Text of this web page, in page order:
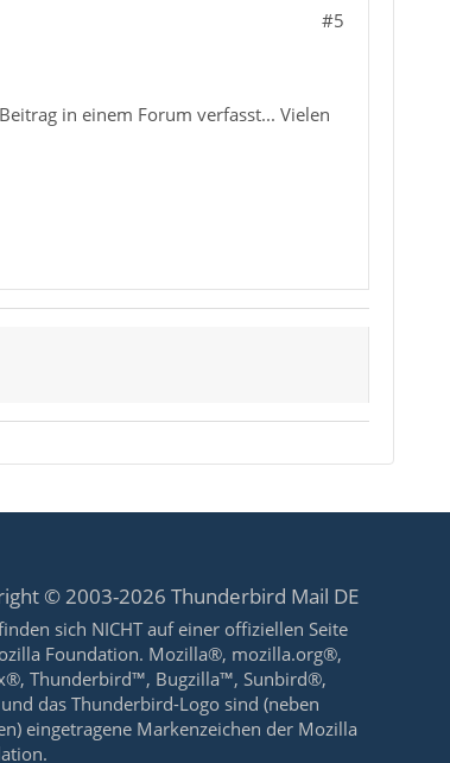
#5
in einem Forum verfasst... Vielen
© 2003-2026 Thunderbird Mail DE
sich NICHT auf einer offiziellen Seite
Foundation. Mozilla®, mozilla.org®,
Thunderbird™, Bugzilla™, Sunbird®,
das Thunderbird-Logo sind (neben
eingetragene Markenzeichen der Mozilla